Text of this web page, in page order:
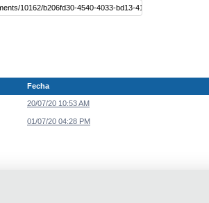
Fecha
20/07/20 10:53 AM
01/07/20 04:28 PM